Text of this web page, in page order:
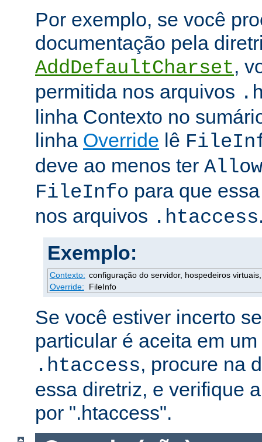
Por exemplo, se você
documentação pela
AddDefaultCharset,
permitida nos arquivos
linha Contexto no
linha Override lê
deve ao menos ter
FileInfo para que
nos arquivos .htaccess
Exemplo:
Contexto: configuração do servidor, hospedeiros
Override:
FileInfo
Se você estiver incerto
particular é aceita em
.htaccess, procure na
essa diretriz, e verifique
por ".htaccess".